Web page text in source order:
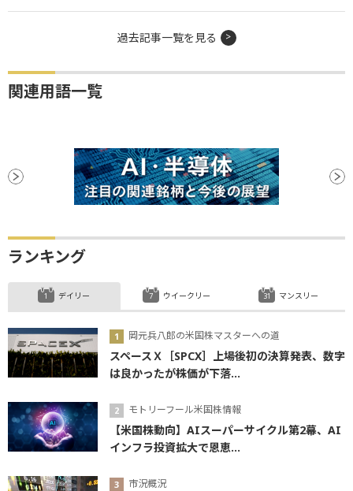
過去記事一覧を見る
関連用語一覧
ランキング
デイリー
岡元兵八郎の米国株マスターへの道
スペースＸ［SPCX］上場後初の決算発表、数字
は良かったが株価が下落...
モトリーフール米国株情報
【米国株動向】AIスーパーサイクル第2幕、AI
インフラ投資拡大で恩恵...
市況概況
ウイークリー マンスリー